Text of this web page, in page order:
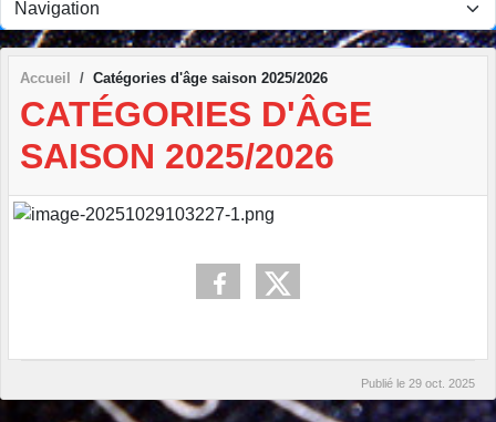
Accueil Catégories d'âge saison 2025/2026
CATÉGORIES D'ÂGE
SAISON 2025/2026
Publié le 29 oct. 2025